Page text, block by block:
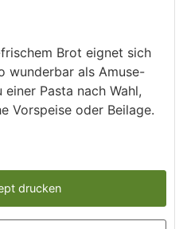
Brot eignet sich
wunderbar als Amuse-
Pasta nach Wahl,
Vorspeise oder Beilage.
drucken